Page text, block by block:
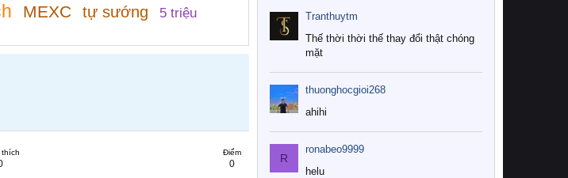
MEXC tự sướng 5 triệu
Điểm
0
Tranthuytm
Thế thời thời thế thay đổi thật chóng
mặt
thuonghocgioi268
ahihi
R
ronabeo9999
helu